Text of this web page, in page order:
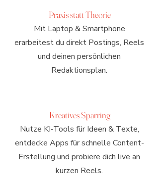
Praxis statt Theorie
Mit Laptop & Smartphone
erarbeitest du direkt Postings, Reels
und deinen persönlichen
Redaktionsplan.
Kreatives Sparring
Nutze KI-Tools für Ideen & Texte,
entdecke Apps für schnelle Content-
Erstellung und probiere dich live an
kurzen Reels.